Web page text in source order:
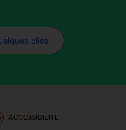
clics
ACCESSIBILITÉ